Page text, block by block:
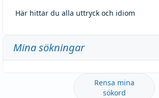
Här hittar du alla uttryck och idiom
Mina sökningar
Rensa mina
sökord